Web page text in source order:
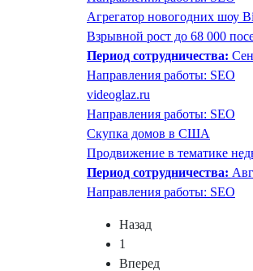
Агрегатор новогодних шоу
Взрывной рост до 68 000
Период сотрудничества:
Направления работы: SEO
videoglaz.ru
Направления работы: SEO
Скупка домов в США
Продвижение в тематике
Период сотрудничества:
Направления работы: SEO
Назад
1
Вперед